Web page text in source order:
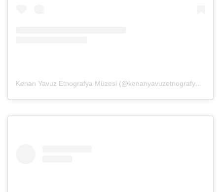
Kenan Yavuz Etnografya Müzesi (@kenanyavuzetnografya)’in paylaştığı bir gönderi